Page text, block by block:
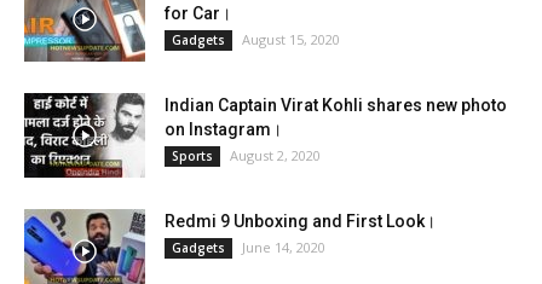
for Car।
Gadgets August 15, 2020
Indian Captain Virat Kohli shares new photo
on Instagram।
Sports August 2, 2020
Redmi 9 Unboxing and First Look।
Gadgets June 14, 2020